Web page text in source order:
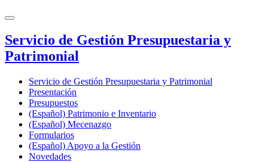
Servicio de Gestión Presupuestaria y
Patrimonial
Servicio de Gestión Presupuestaria y Patrimonial
Presentación
Presupuestos
(Español) Patrimonio e Inventario
(Español) Mecenazgo
Formularios
(Español) Apoyo a la Gestión
Novedades